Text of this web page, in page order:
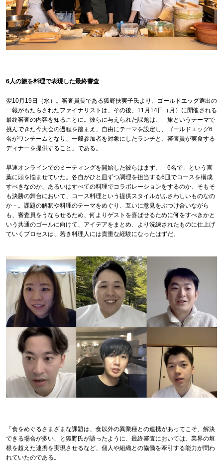
6人の旅を料理で表現した最終審査
翌10月19日（水）。審査員長である狐野扶実子氏より、ゴールドエッグ選出の
一報がもたらされたファイナリストは、その後、11月14日（月）に開催される
最終審査の内容を知ることに。彼らに与えられた課題は、「旅というテーマで
挑んできた今大会の過程を踏まえ、自由にテーマを設定し、ゴールドエッグ6
名がワンチームとなり、一般参加者を対象にしたランチと、審査員が実食する
ディナーを提供すること」である。
早速オンラインでのミーティングを開始した彼らはまず、「6名で」という言
葉に頭を悩ませていた。各自がひと皿ずつ調理を担当する6皿でコースを構成
すべきなのか、あるいはすべての料理でコラボレーションをするのか、そもそ
も決勝の舞台において、コース料理という提供スタイルがふさわしいものなの
か－。課題の解釈や料理のテーマをめぐり、互いに意見をぶつけ合いながら
も、審査員をうならせるため、何よりゲストを喜ばせるために何をすべきかと
いう共通のゴールに向けて、アイデアをまとめ、より洗練されたものに仕上げ
ていくプロセスは、若き料理人には貴重な経験になったはずだ。
「食をめぐるさまざまな課題は、食以外の異業種との連携があってこそ、解決
できる場合が多い」と狐野氏が語ったように、最終審査においては、業界の垣
根を超えた連携を実現させるなど、個人や組織との協働を牽引する能力が問わ
れていたのである。